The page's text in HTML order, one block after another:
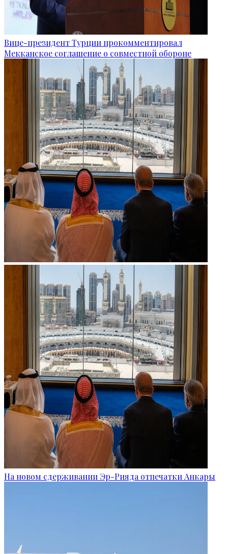
Вице-президент Турции прокомментировал
Мекканское соглашение о совместной обороне
На новом сдерживании Эр-Рияда отпечатки Анкары